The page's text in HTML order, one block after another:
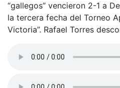
“gallegos” vencieron 2-1 a
la tercera fecha del Torneo
Victoria”. Rafael Torres